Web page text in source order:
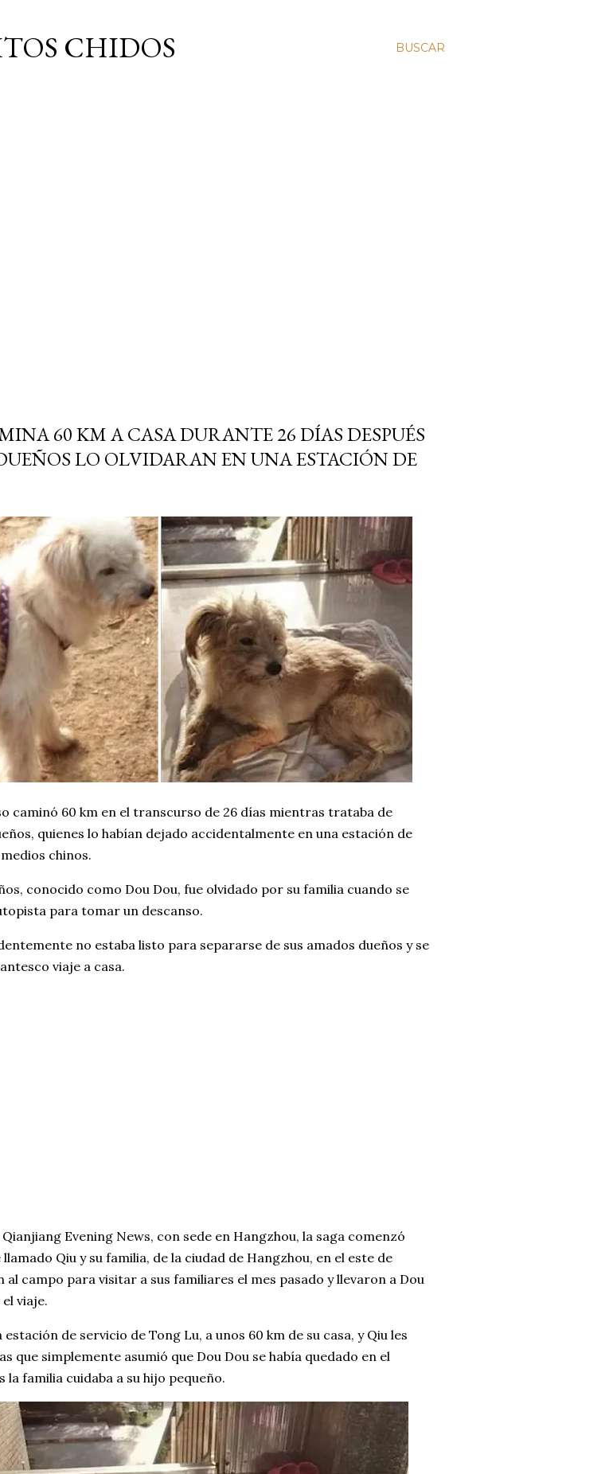
BUSCAR
CHIDOS
60 KM A CASA DURANTE 26 DÍAS DESPUÉS
LO OLVIDARAN EN UNA ESTACIÓN DE
caminó 60 km en el transcurso de 26 días mientras trataba de
quienes lo habían dejado accidentalmente en una estación de
chinos.
conocido como Dou Dou, fue olvidado por su familia cuando se
para tomar un descanso.
no estaba listo para separarse de sus amados dueños y se
viaje a casa.
Evening News, con sede en Hangzhou, la saga comenzó
Qiu y su familia, de la ciudad de Hangzhou, en el este de
al campo para visitar a sus familiares el mes pasado y llevaron a Dou
viaje.
de servicio de Tong Lu, a unos 60 km de su casa, y Qiu les
que simplemente asumió que Dou Dou se había quedado en el
familia cuidaba a su hijo pequeño.